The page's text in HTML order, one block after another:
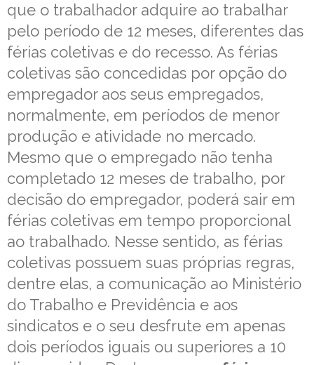
que o trabalhador adquire ao trabalhar
pelo período de 12 meses, diferentes das
férias coletivas e do recesso. As férias
coletivas são concedidas por opção do
empregador aos seus empregados,
normalmente, em períodos de menor
produção e atividade no mercado.
Mesmo que o empregado não tenha
completado 12 meses de trabalho, por
decisão do empregador, poderá sair em
férias coletivas em tempo proporcional
ao trabalhado. Nesse sentido, as férias
coletivas possuem suas próprias regras,
dentre elas, a comunicação ao Ministério
do Trabalho e Previdência e aos
sindicatos e o seu desfrute em apenas
dois períodos iguais ou superiores a 10